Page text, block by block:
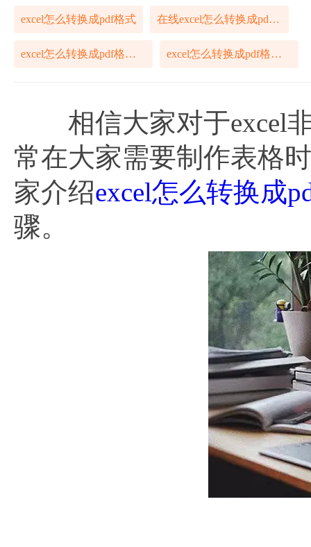
excel怎么转换成pdf格式 在线excel怎么转换成pdf格式
excel怎么转换成pdf格式方法 excel怎么转换成pdf格式步骤
相信大家对于excel非
常在大家需要制作表格
家介绍excel怎么转换成
骤。